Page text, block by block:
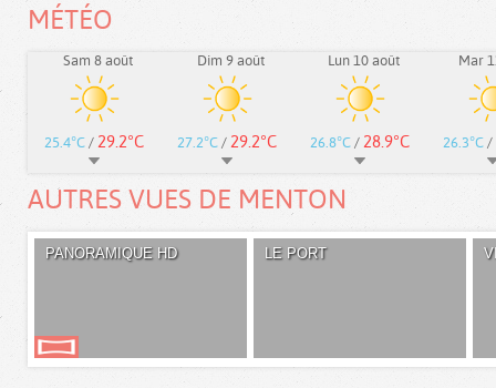
MÉTÉO
Sam 8 août
25.4°C / 29.2°C
Dim 9 août
27.2°C / 29.2°C
Lun 10 août
26.8°C / 28.9°C
Mar
26.3°C /
AUTRES VUES DE MENTON
PANORAMIQUE HD LE PORT